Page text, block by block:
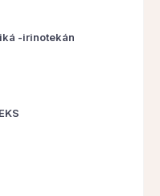
-irinotekán